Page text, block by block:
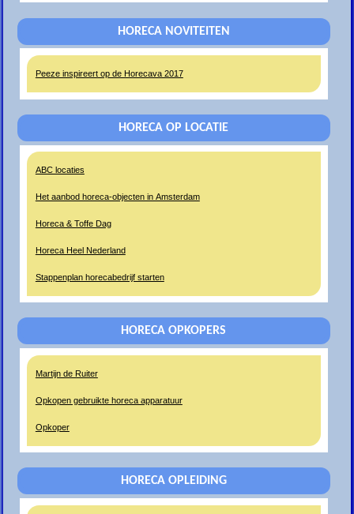
HORECA NOVITEITEN
Peeze inspireert op de Horecava 2017
HORECA OP LOCATIE
ABC locaties
Het aanbod horeca-objecten in Amsterdam
Horeca & Toffe Dag
Horeca Heel Nederland
Stappenplan horecabedrijf starten
HORECA OPKOPERS
Martijn de Ruiter
Opkopen gebruikte horeca apparatuur
Opkoper
HORECA OPLEIDING